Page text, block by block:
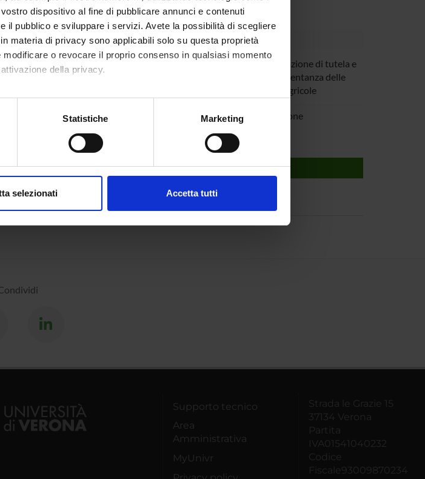
dispositivo al fine di pubblicare annunci e contenuti
il pubblico e sviluppare i servizi. Avete la possibilità di scegliere
materia di privacy sono applicabili solo su questa proprietà
o revocare il proprio consenso in qualsiasi momento
della privacy.
con un'approssimazione di qualche metro,
Dichiarazione sui cookie.
Statistiche Marketing
selezionati Accetta tutti
Confagricoltura Verona
Organizzazione di tutela e
di rappresentanza delle
imprese agricole
ConfCommercio Verona Associazione
Supporto tecnico
Area
Amministrativa
MyUnivr
Strada le Grazie 15
37134 Verona
Partita
IVA01541040232
Codice
Fiscale93009870234